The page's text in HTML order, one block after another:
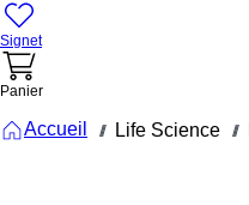
Signet
Panier
Accueil /// Life Science ///